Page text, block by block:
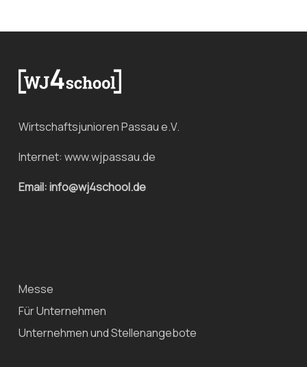
Wirtschaftsjunioren Passau e.V.
Internet: www.wjpassau.de
Email: info@wj4school.de
Messe
Für Unternehmen
Unternehmen und Stellenangebote